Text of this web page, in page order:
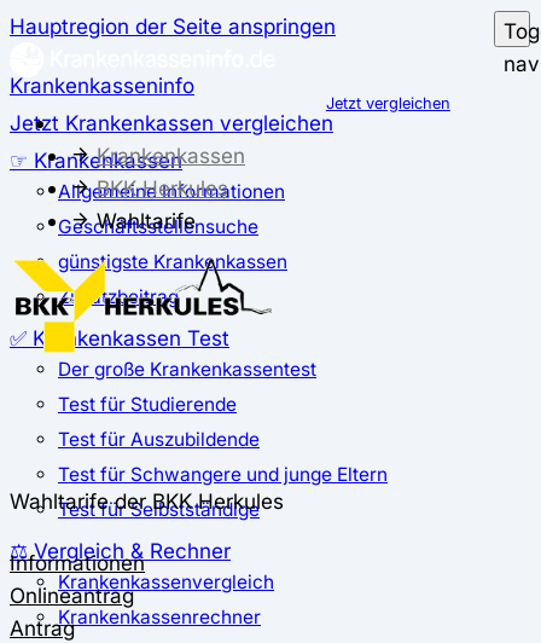
Hauptregion der Seite anspringen
Krankenkasseninfo
Jetzt Krankenkassen vergleichen
☞ Krankenkassen
Allgemeine Informationen
Geschäftsstellensuche
günstigste Krankenkassen
Zusatzbeitrag
✅ Krankenkassen Test
Der große Krankenkassentest
Test für Studierende
Test für Auszubildende
Test für Schwangere und junge Eltern
Test für Selbstständige
⚖️ Vergleich & Rechner
Krankenkassenvergleich
Krankenkassenrechner
Jetzt vergleichen
Krankenkassen
BKK Herkules
Wahltarife
Wahltarife der BKK Herkules
Informationen
Onlineantrag
Antrag